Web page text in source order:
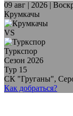
09 авг | 2026 |
Крумкачы
VS
Туркспор
Сезон 2026
Тур 15
СК "Груганы",
Как добраться?